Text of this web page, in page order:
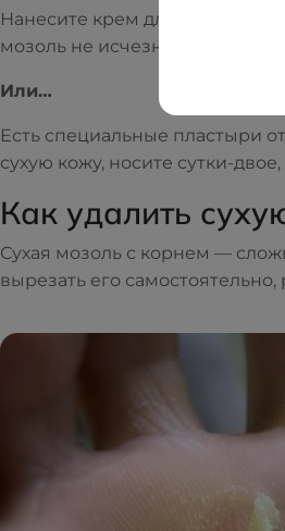
Нанесите крем для ног,
мозоль не исчезнет.
Или…
Есть специальные пластыри
сухую кожу, носите сутки-
Как удалить
Сухая мозоль с корнем —
вырезать его